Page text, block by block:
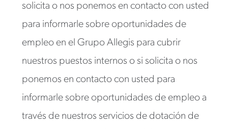
solicita o nos ponemos en contacto con usted
para informarle sobre oportunidades de
empleo en el Grupo Allegis para cubrir
nuestros puestos internos o si solicita o nos
ponemos en contacto con usted para
informarle sobre oportunidades de empleo a
través de nuestros servicios de dotación de